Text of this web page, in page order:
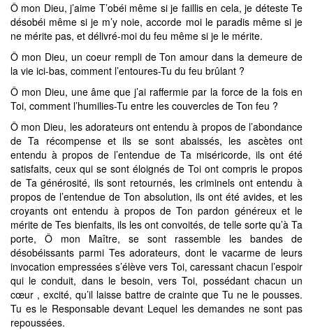
Ô mon Dieu, j’aime T’obéi même si je faillis en cela, je déteste Te
désobéi même si je m’y noie, accorde moi le paradis même si je
ne mérite pas, et délivré-moi du feu même si je le mérite.
Ô mon Dieu, un coeur rempli de Ton amour dans la demeure de
la vie ici-bas, comment l’entoures-Tu du feu brûlant ?
Ô mon Dieu, une âme que j’ai raffermie par la force de la fois en
Toi, comment l’humilies-Tu entre les couvercles de Ton feu ?
Ô mon Dieu, les adorateurs ont entendu à propos de l’abondance
de Ta récompense et ils se sont abaissés, les ascètes ont
entendu à propos de l’entendue de Ta miséricorde, ils ont été
satisfaits, ceux qui se sont éloignés de Toi ont compris le propos
de Ta générosité, ils sont retournés, les criminels ont entendu à
propos de l’entendue de Ton absolution, ils ont été avides, et les
croyants ont entendu à propos de Ton pardon généreux et le
mérite de Tes bienfaits, ils les ont convoités, de telle sorte qu’à Ta
porte, Ô mon Maître, se sont rassemble les bandes de
désobéissants parmi Tes adorateurs, dont le vacarme de leurs
invocation empressées s’élève vers Toi, caressant chacun l’espoir
qui le conduit, dans le besoin, vers Toi, possédant chacun un
cœur , excité, qu’il laisse battre de crainte que Tu ne le pousses.
Tu es le Responsable devant Lequel les demandes ne sont pas
repoussées.